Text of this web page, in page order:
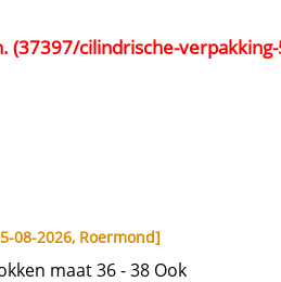
(37397/cilindrische-
08-2026, Roermond]
maat 36 - 38 Ook